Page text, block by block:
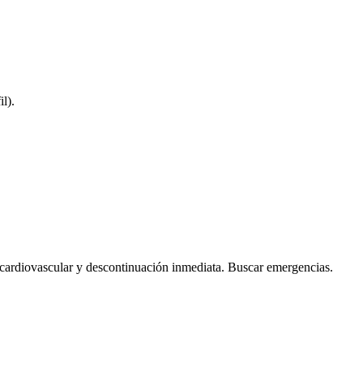
y descontinuación inmediata. Buscar emergencias.